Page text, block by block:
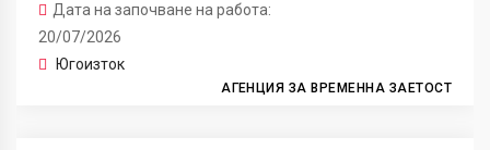
Дата на започване на работа:
20/07/2026
Югоизток
АГЕНЦИЯ ЗА ВРЕМЕННА ЗАЕТОСТ